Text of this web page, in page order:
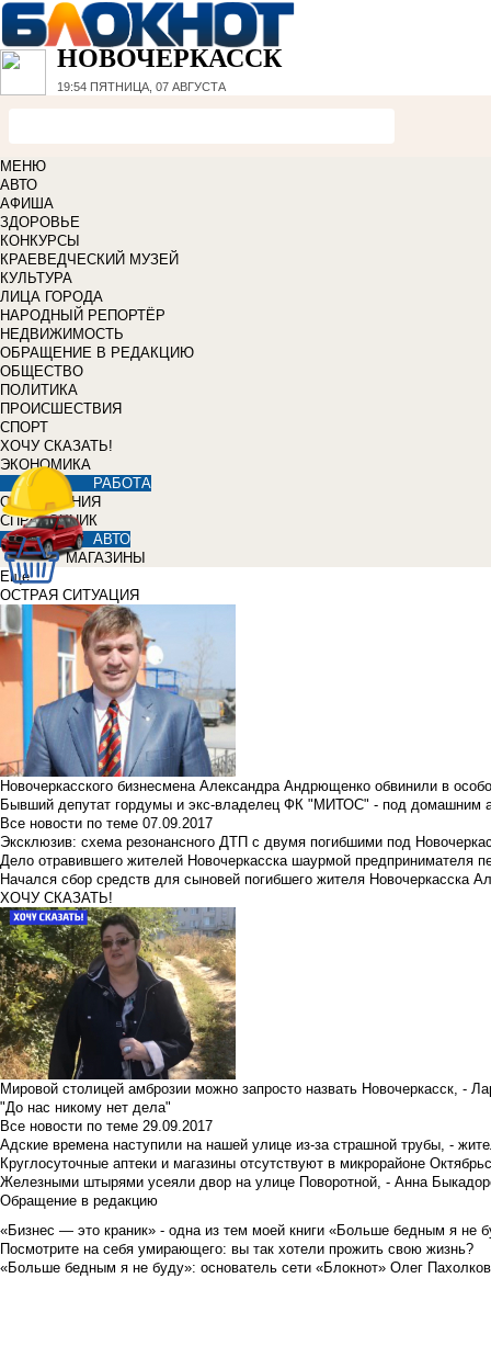
НОВОЧЕРКАССК
19:54 ПЯТНИЦА, 07 АВГУСТА
МЕНЮ
АВТО
АФИША
ЗДОРОВЬЕ
КОНКУРСЫ
КРАЕВЕДЧЕСКИЙ МУЗЕЙ
КУЛЬТУРА
ЛИЦА ГОРОДА
НАРОДНЫЙ РЕПОРТЁР
НЕДВИЖИМОСТЬ
ОБРАЩЕНИЕ В РЕДАКЦИЮ
ОБЩЕСТВО
ПОЛИТИКА
ПРОИСШЕСТВИЯ
СПОРТ
ХОЧУ СКАЗАТЬ!
ЭКОНОМИКА
РАБОТА
ОБЪЯВЛЕНИЯ
СПРАВОЧНИК
АВТО
МАГАЗИНЫ
Еще
ОСТРАЯ СИТУАЦИЯ
Новочеркасского бизнесмена Александра Андрющенко обвинили в
Бывший депутат гордумы и экс-владелец ФК "МИТОС" - под домашним
Все новости по теме 07.09.2017
Эксклюзив: схема резонансного ДТП с двумя погибшими под
Дело отравившего жителей Новочеркасска шаурмой предпринимателя
Начался сбор средств для сыновей погибшего жителя Новочеркасска
ХОЧУ СКАЗАТЬ!
Мировой столицей амброзии можно запросто назвать Новочеркасск, -
"До нас никому нет дела"
Все новости по теме 29.09.2017
Адские времена наступили на нашей улице из-за страшной трубы, -
Круглосуточные аптеки и магазины отсутствуют в микрорайоне
Железными штырями усеяли двор на улице Поворотной, - Анна
Обращение в редакцию
«Бизнес — это краник» - одна из тем моей книги «Больше бедным я не
Посмотрите на себя умирающего: вы так хотели прожить свою жизнь?
«Больше бедным я не буду»: основатель сети «Блокнот» Олег Пахолков